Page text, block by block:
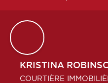
KRISTINA
COURTIÈRE